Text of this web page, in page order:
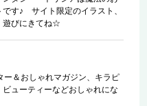
す♪ サイト限定のイラスト、
遊びにきてね☆
＆おしゃれマガジン、キラピ
ューティーなどおしゃれにな